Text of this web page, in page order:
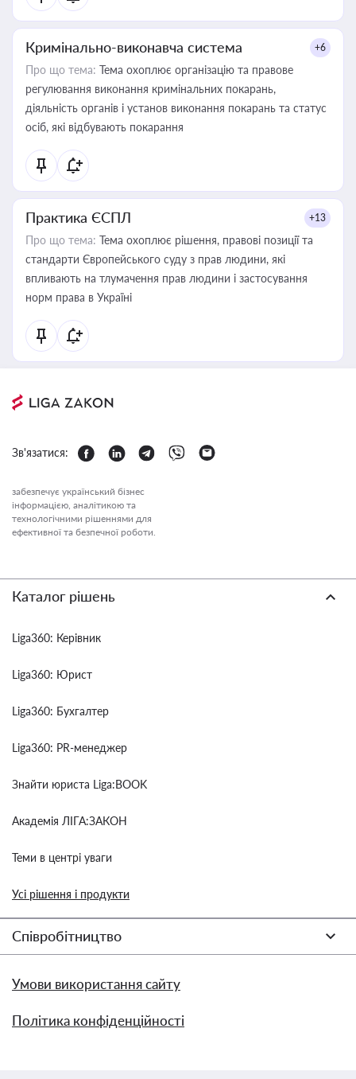
Кримінально-виконавча система +6
Про що тема: Тема охоплює організацію та правове
регулювання виконання кримінальних покарань,
діяльність органів і установ виконання покарань та статус
осіб, які відбувають покарання
Практика ЄСПЛ +13
Про що тема: Тема охоплює рішення, правові позиції та
стандарти Європейського суду з прав людини, які
впливають на тлумачення прав людини і застосування
норм права в Україні
Зв'язатися:
забезпечує український бізнес
інформацією, аналітикою та
технологічними рішеннями для
ефективної та безпечної роботи.
Каталог рішень
Liga360: Керівник
Liga360: Юрист
Liga360: Бухгалтер
Liga360: PR-менеджер
Знайти юриста Liga:BOOK
Академія ЛІГА:ЗАКОН
Теми в центрі уваги
Усі рішення і продукти
Співробітництво
Умови використання сайту
Політика конфіденційності